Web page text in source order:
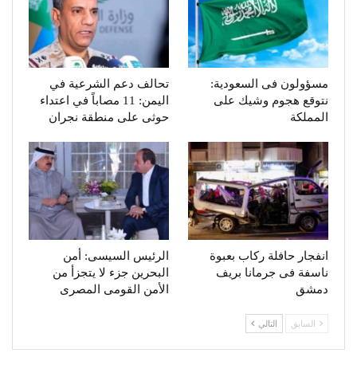
مسؤولون فى السعودية:
نتوقع هجوم وشيك على
المملكة
تحالف دعم الشرعية في
اليمن: 11 مصاباً في اعتداء
حوثى على منطقة نجران
انفجار حافلة ركاب بعبوة
ناسفة فى جرمانا بريف
دمشق
الرئيس السيسى: أمن
البحرين جزء لا يتجزأ من
الأمن القومى المصرى
السابق التالي